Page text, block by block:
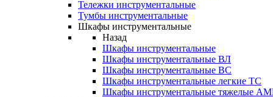
Тележки инструментальные
Тумбы инструментальные
Шкафы инструментальные
Назад
Шкафы инструментальные
Шкафы инструментальные ВЛ
Шкафы инструментальные ВС
Шкафы инструментальные легкие ТС
Шкафы инструментальные тяжелые